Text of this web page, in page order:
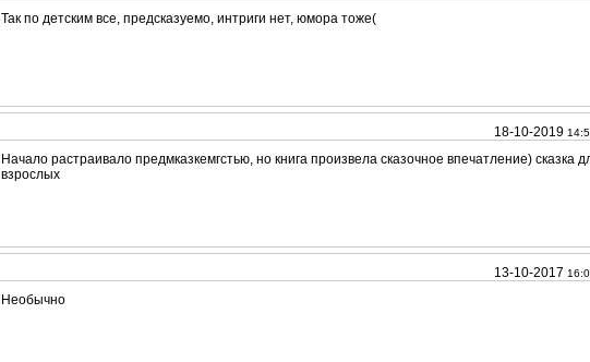
Так по детским все, предсказуемо, интриги нет, юмора тоже(
18-10-2019
Начало растраивало предмказкемгстью, но книга произвела сказочное впечатление) сказка
взрослых
13-10-2017
Необычно